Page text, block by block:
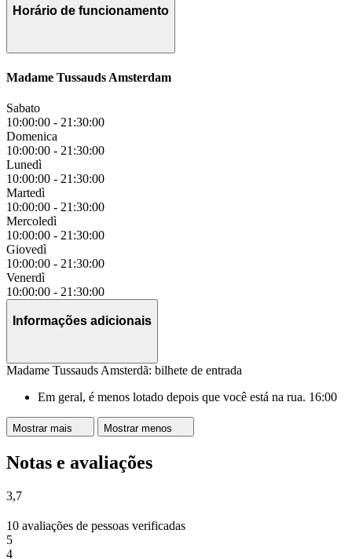
Horário de funcionamento
Madame Tussauds Amsterdam
Sabato
10:00:00 - 21:30:00
Domenica
10:00:00 - 21:30:00
Lunedì
10:00:00 - 21:30:00
Martedì
10:00:00 - 21:30:00
Mercoledì
10:00:00 - 21:30:00
Giovedì
10:00:00 - 21:30:00
Venerdì
10:00:00 - 21:30:00
Informações adicionais
Madame Tussauds Amsterdã: bilhete de entrada
Em geral, é menos lotado depois que você está na rua. 16:00
Mostrar mais Mostrar menos
Notas e avaliações
3,7
10 avaliações de pessoas verificadas
5
4